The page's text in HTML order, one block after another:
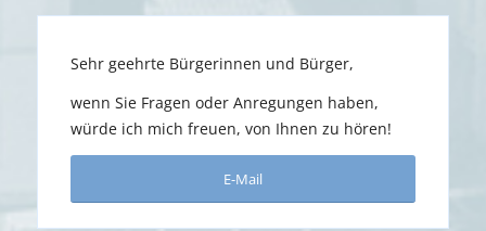
Sehr geehrte Bürgerinnen und Bürger,
wenn Sie Fragen oder Anregungen haben,
würde ich mich freuen, von Ihnen zu hören!
E-Mail